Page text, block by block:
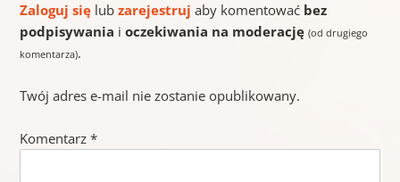
Zaloguj sięlub zarejestruj aby komentować bez
podpisywania i oczekiwania na moderację (od drugiego
komentarza).
Twój adres e-mail nie zostanie opublikowany.
Komentarz *